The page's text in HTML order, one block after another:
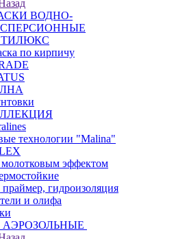
ВОДНО-
по кирпичу
технологии "Malina"
эффектом
гидроизоляция
и олифа
АЭРОЗОЛЬНЫЕ